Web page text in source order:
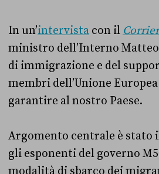
In un’intervista con il
ministro dell’Interno
di immigrazione e del
membri dell’Unione
garantire al nostro Paese.
Argomento centrale è stato
gli esponenti del governo
modalità di sbarco dei